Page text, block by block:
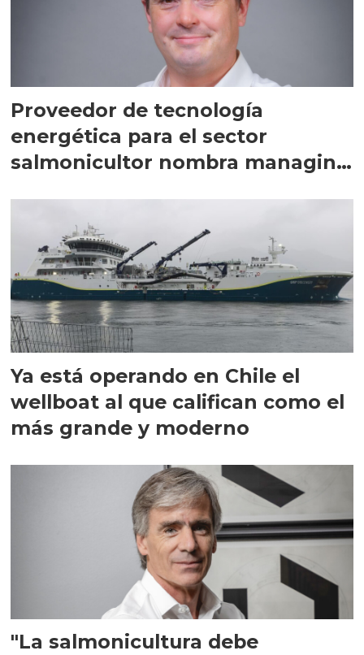
Proveedor de tecnología
energética para el sector
salmonicultor nombra managing
Ya está operando en Chile el
wellboat al que califican como el
más grande y moderno
"La salmonicultura debe